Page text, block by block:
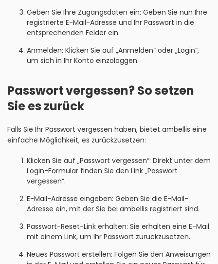
Geben Sie Ihre Zugangsdaten ein: Geben Sie nun Ihre
registrierte E-Mail-Adresse und Ihr Passwort in die
entsprechenden Felder ein.
Anmelden: Klicken Sie auf „Anmelden“ oder „Login“,
um sich in Ihr Konto einzologgen.
Passwort vergessen? So setzen
Sie es zurück
Falls Sie Ihr Passwort vergessen haben, bietet ambellis eine
einfache Möglichkeit, es zurückzusetzen:
Klicken Sie auf „Passwort vergessen“: Direkt unter dem
Login-Formular finden Sie den Link „Passwort
vergessen“.
E-Mail-Adresse eingeben: Geben Sie die E-Mail-
Adresse ein, mit der Sie bei ambellis registriert sind.
Passwort-Reset-Link erhalten: Sie erhalten eine E-Mail
mit einem Link, um Ihr Passwort zurückzusetzen.
Neues Passwort erstellen: Folgen Sie den Anweisungen